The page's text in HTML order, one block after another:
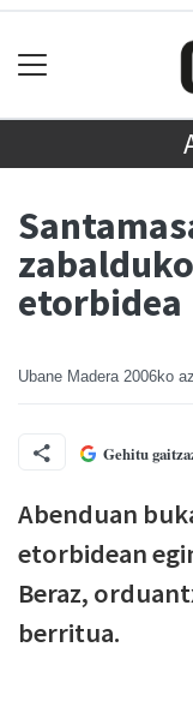
etorbidea
Ubane Madera 2006ko
Gehitu
Abenduan
etorbidean
Beraz,
berritua.